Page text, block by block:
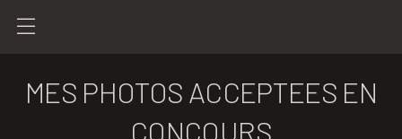
MES PHOTOS ACCEPTEES EN
CONCOURS